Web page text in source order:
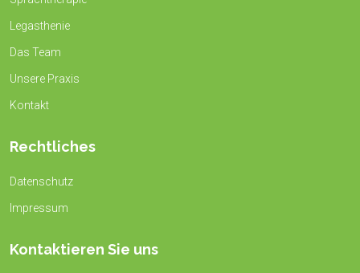
Legasthenie
Das Team
Unsere Praxis
Kontakt
Rechtliches
Datenschutz
Impressum
Kontaktieren Sie uns